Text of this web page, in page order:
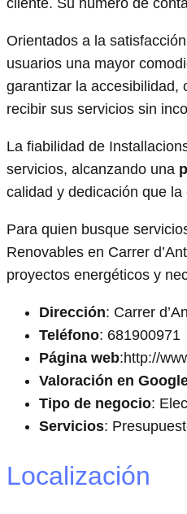
cliente. Su número de
Orientados a la
usuarios una mayor
garantizar la accesibilidad,
recibir sus servicios sin
La fiabilidad de
servicios, alcanzando una
calidad y dedicación que
Para quien busque
Renovables en Carrer
proyectos energéticos y
Dirección: Carrer
Teléfono: 681900971
Página web:http://
Valoración en
Tipo de negocio:
Servicios:
Localización